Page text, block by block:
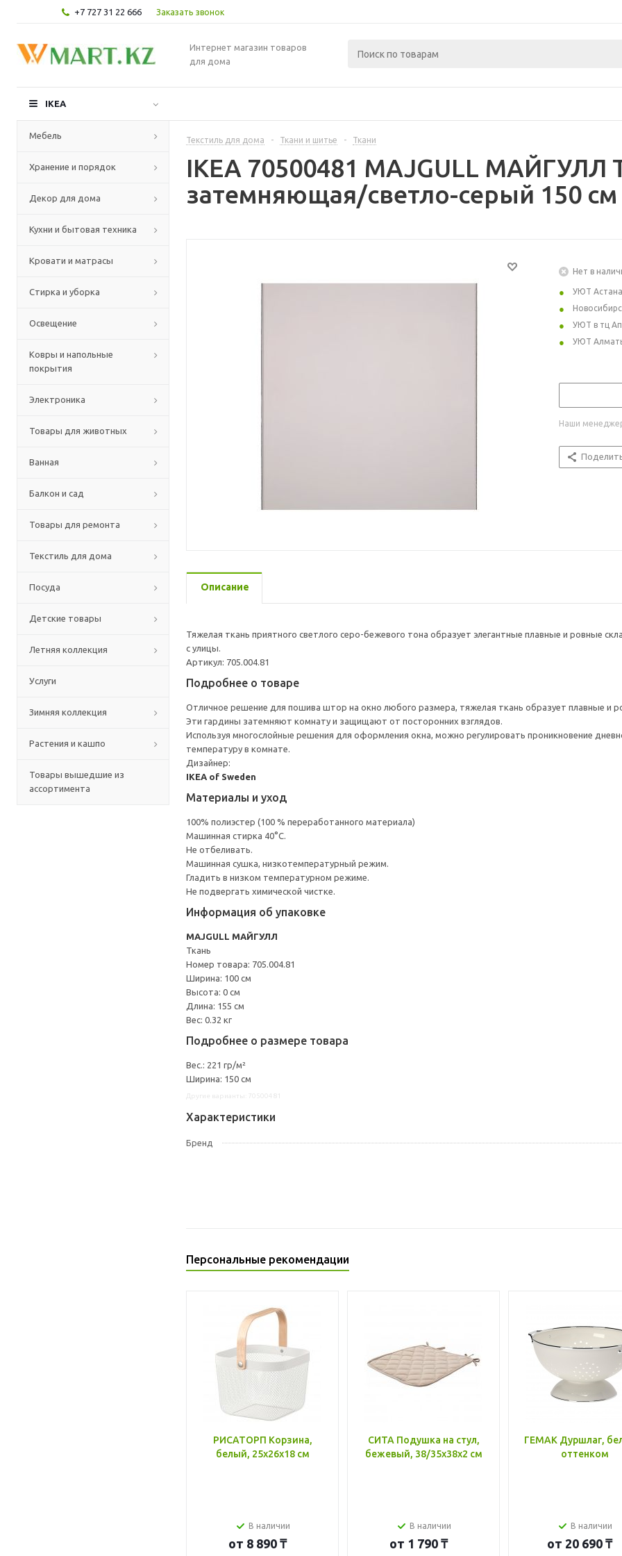
+7 727 31 22 666 Заказать звонок
Интернет магазин товаров
для дома
IKEA
Мебель
Хранение и порядок
Декор для дома
Кухни и бытовая техника
Кровати и матрасы
Стирка и уборка
Освещение
Ковры и напольные
покрытия
Электроника
Товары для животных
Ванная
Балкон и сад
Товары для ремонта
Текстиль для дома
Посуда
Детские товары
Летняя коллекция
Услуги
Зимняя коллекция
Растения и кашпо
Товары вышедшие из
ассортимента
Текстиль для дома - Ткани и шитье - Ткани
IKEA 70500481 MAJGULL МАЙГУЛЛ
затемняющая/светло-серый 150 см
Нет в
УЮТ Астана
УЮТ в тц
УЮТ
Наши
Описание
Тяжелая ткань приятного светлого серо-бежевого тона образует элегантные плавные и ровные
с улицы.
Артикул: 705.004.81
Подробнее о товаре
Отличное решение для пошива штор на окно любого размера, тяжелая ткань образует плавные и
Эти гардины затемняют комнату и защищают от посторонних взглядов.
Используя многослойные решения для оформления окна, можно регулировать проникновение
температуру в комнате.
Дизайнер:
IKEA of Sweden
Материалы и уход
100% полиэстер (100 % переработанного материала)
Машинная стирка 40°С.
Не отбеливать.
Машинная сушка, низкотемпературный режим.
Гладить в низком температурном режиме.
Не подвергать химической чистке.
Информация об упаковке
MAJGULL МАЙГУЛЛ
Ткань
Номер товара: 705.004.81
Ширина: 100 см
Высота: 0 см
Длина: 155 см
Вес: 0.32 кг
Подробнее о размере товара
Вес.: 221 гр/м²
Ширина: 150 см
Характеристики
Бренд
Персональные рекомендации
РИСАТОРП Корзина,
белый, 25x26x18 см
В наличии
от 8 890 ₸
СИТА Подушка на стул,
бежевый, 38/35x38x2 см
В наличии
от 1 790 ₸
ГЕМАК Дуршлаг,
оттенком
В наличии
от 20 690 ₸